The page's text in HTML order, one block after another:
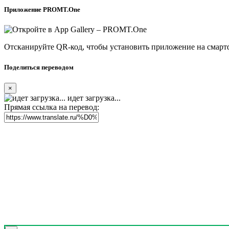
Приложение PROMT.One
Отсканируйте QR-код, чтобы установить приложение на
Поделиться переводом
×
идет загрузка...
Прямая ссылка на перевод: